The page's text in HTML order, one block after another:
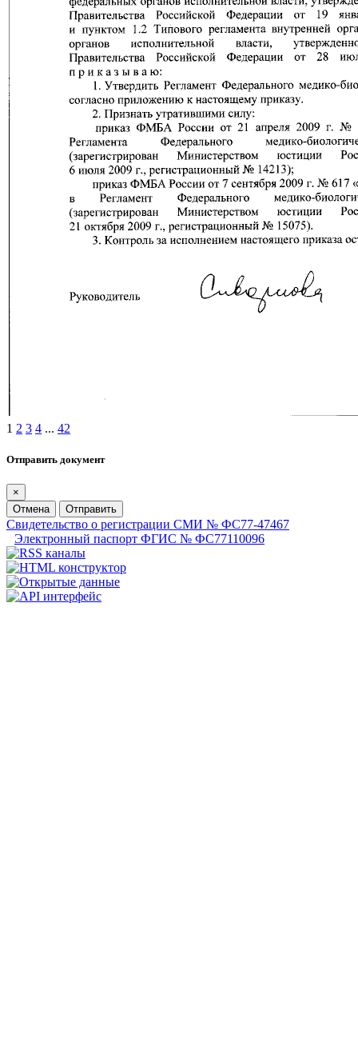
1 2 3 4 ... 42
Отправить документ
×
Отмена
Отправить
Свидетельство о регистрации СМИ № ФС77-47467
Электронный паспорт ФГИС № ФС77110096